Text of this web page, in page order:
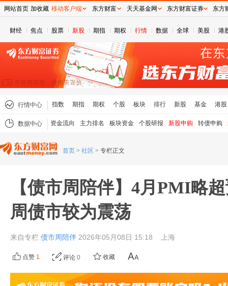
财经 焦点 股票 新股 期指 期权 行情 数据 全球 美股 港
行情中心 指数 期指 期权 个股 板块 排行 新股 基金 港股
数据中心 资金流向 主力排名 板块资金 个股研报 新股申购 转债申购
首页 > 社区 > 专栏正文
【债市周陪伴】4月PMI略
周债市较为震荡
来自专栏 债市周陪伴 2026年05月08日 15:18 上海
点赞 1 评论 0 收藏
网站首页 加收藏 移动客户端 东方财富 天天基金网 东方财富证券 东方